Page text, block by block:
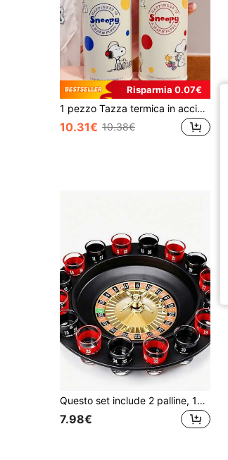
Risparmia 0.07€
1 pezzo Tazza termica in acciaio inossidabile da 500ml con Snoopy, tazza con cannuccia ad alta capacità, borraccia per studenti, tazza sportiva portatile, unisex
10.31€ 10.38€
Questo set include 2 palline, 16 bicchieri e 1 giradischi per la roulette russa. È un divertente gioco da bere rotante, molto adatto per KTV, bar e discoteche. Questo è un gioco da bere per feste altamente divertente.
7.98€